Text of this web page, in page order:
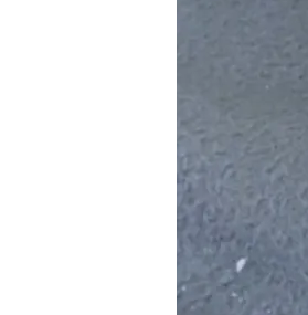
La
Los